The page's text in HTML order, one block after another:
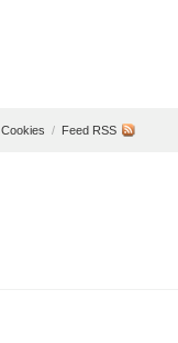
/ Feed RSS